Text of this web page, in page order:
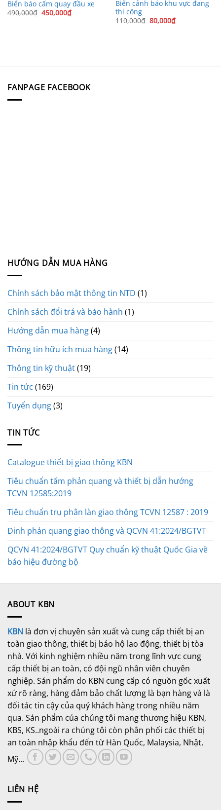
Biển báo cấm quay đầu xe
490,000₫ Giá
gốc
450,000₫Giá
hiện
Biển cảnh báo khu vực đang
thi công
110,000₫ Giá
gốc
80,000₫Giá
hiện
FANPAGE FACEBOOK
HƯỚNG DẪN MUA HÀNG
Chính sách bảo mật thông tin NTD (1)
Chính sách đổi trả và bảo hành (1)
Hướng dẫn mua hàng(4)
Thông tin hữu ích mua hàng(14)
Thông tin kỹ thuật(19)
Tin tức (169)
Tuyển dụng(3)
TIN TỨC
Catalogue thiết bị giao thông KBN
Tiêu chuẩn tấm phản quang và thiết bị dẫn hướng
TCVN 12585:2019
Tiêu chuẩn trụ phân làn giao thông TCVN 12587 : 2019
Đinh phản quang giao thông và QCVN 41:2024/BGTVT
QCVN 41:2024/BGTVT Quy chuẩn kỹ thuật Quốc Gia về
báo hiệu đường bộ
ABOUT KBN
KBN là đơn vị chuyên sản xuất và cung cấp thiết bị an
toàn giao thông, thiết bị bảo hộ lao động, thiết bị tòa
nhà. Với kinh nghiệm nhiều năm trong lĩnh vực cung
cấp thiết bị an toàn, có đội ngũ nhân viên chuyên
nghiệp. Sản phẩm do KBN cung cấp có nguồn gốc xuất
xứ rõ ràng, hàng đảm bảo chất lượng là bạn hàng và là
đối tác tin cậy của quý khách hàng trong nhiều năm
qua. Sản phẩm của chúng tôi mang thương hiệu KBN,
KBS, KS..ngoài ra chúng tôi còn phân phối các thiết bị
an toàn nhập khẩu đến từ Hàn Quốc, Malaysia, Nhật,
Mỹ...
LIÊN HỆ